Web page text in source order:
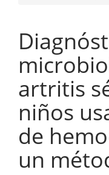
artritis
niños
de
un